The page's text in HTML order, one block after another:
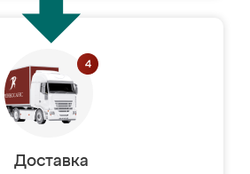
Доставка